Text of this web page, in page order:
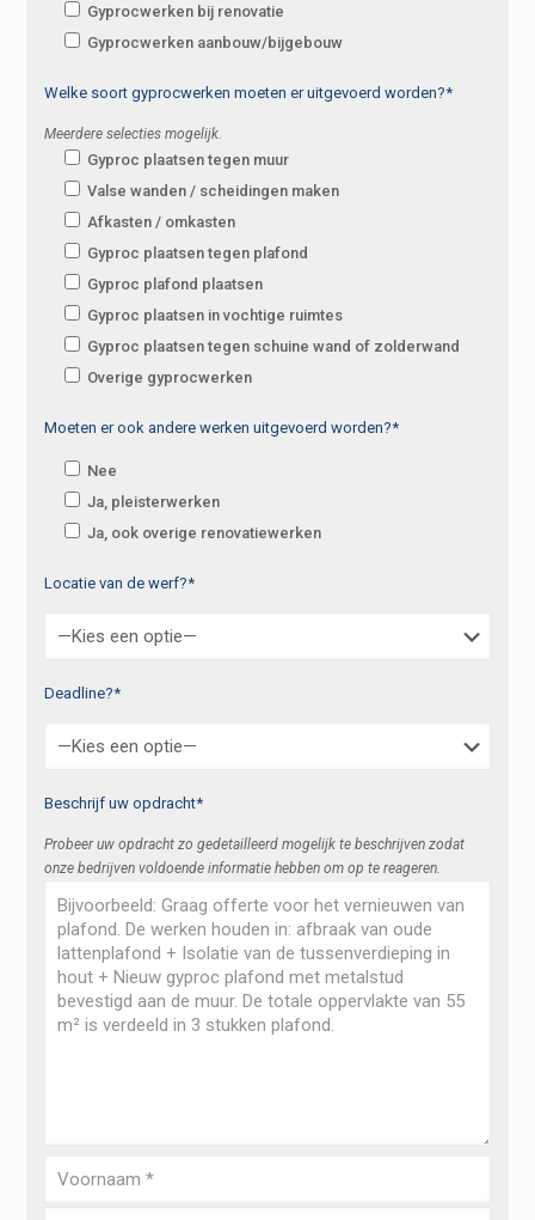
Gyprocwerken bij renovatie
Gyprocwerken aanbouw/bijgebouw
Welke soort gyprocwerken moeten er uitgevoerd worden?*
Meerdere selecties mogelijk.
Gyproc plaatsen tegen muur
Valse wanden / scheidingen maken
Afkasten / omkasten
Gyproc plaatsen tegen plafond
Gyproc plafond plaatsen
Gyproc plaatsen in vochtige ruimtes
Gyproc plaatsen tegen schuine wand of zolderwand
Overige gyprocwerken
Moeten er ook andere werken uitgevoerd worden?*
Nee
Ja, pleisterwerken
Ja, ook overige renovatiewerken
Locatie van de werf?*
Deadline?*
Beschrijf uw opdracht*
Probeer uw opdracht zo gedetailleerd mogelijk te beschrijven zodat
onze bedrijven voldoende informatie hebben om op te reageren.